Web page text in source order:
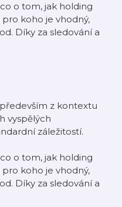
o tom, jak holding
koho je vhodný,
Díky za sledování a
z kontextu
vyspělých
záležitostí.
o tom, jak holding
koho je vhodný,
Díky za sledování a